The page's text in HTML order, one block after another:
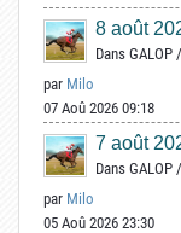
8 août
Dans GALOP /
par Milo
07 Aoû 2026 09:18
7 août
Dans GALOP /
par Milo
05 Aoû 2026 23:30